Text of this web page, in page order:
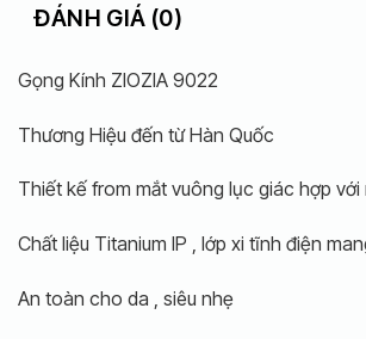
ĐÁNH GIÁ (0)
Gọng Kính ZIOZIA 9022
Thương Hiệu đến từ Hàn Quốc
Thiết kế from mắt vuông lục giác hợp với
Chất liệu Titanium IP , lớp xi tĩnh điện
An toàn cho da , siêu nhẹ